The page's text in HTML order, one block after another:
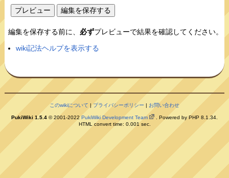
編集を保存する前に、 必ずプレビューで結果を確認してください。
wiki記法ヘルプを表示する
このwikiについて |プライバシーポリシー | お問い合わせ
PukiWiki 1.5.4 © 2001-2022PukiWiki Development Team
. Powered by PHP 8.1.34.
HTML convert time: 0.001 sec.